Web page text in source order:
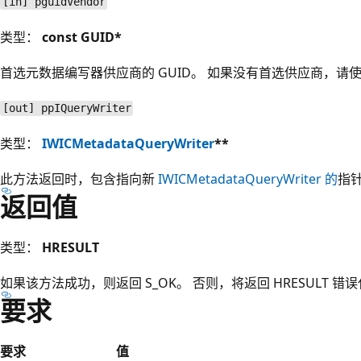
类型： const GUID*
首选元数据编写器供应商的 GUID。 如果没有首选供应商，请
[out] ppIQueryWriter
类型： IWICMetadataQueryWriter**
此方法返回时，包含指向新IWICMetadataQueryWriter 的指
返回值
类型： HRESULT
如果该方法成功，则返回 S_OK。 否则，将返回 HRESULT 错误
要求
要求
值